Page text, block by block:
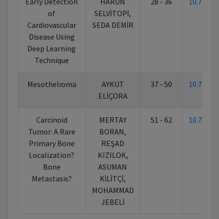
of
Cardiovascular
Disease Using
Deep Learning
Technique
SELVİTOPİ,
SEDA DEMİR
Mesothelıoma
AYKUT
ELİÇORA
37 - 50
Carcinoid
Tumor: A Rare
Primary Bone
Localization?
Bone
Metastasis?
MERTAY
BORAN,
REŞAD
KIZILOK,
ASUMAN
KİLİTÇİ,
MOHAMMAD
JEBELİ
51 - 62